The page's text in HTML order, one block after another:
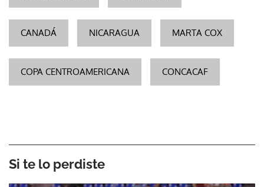
CANADÁ NICARAGUA MARTA COX
COPA CENTROAMERICANA CONCACAF
Si te lo perdiste